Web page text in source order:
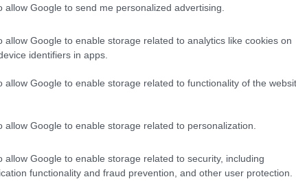
allow Google to send me personalized advertising.
allow Google to enable storage related to analytics like cookies on
identifiers in apps.
allow Google to enable storage related to functionality of the
allow Google to enable storage related to personalization.
allow Google to enable storage related to security, including
functionality and fraud prevention, and other user protection.
– ezekkel a
Wargaming